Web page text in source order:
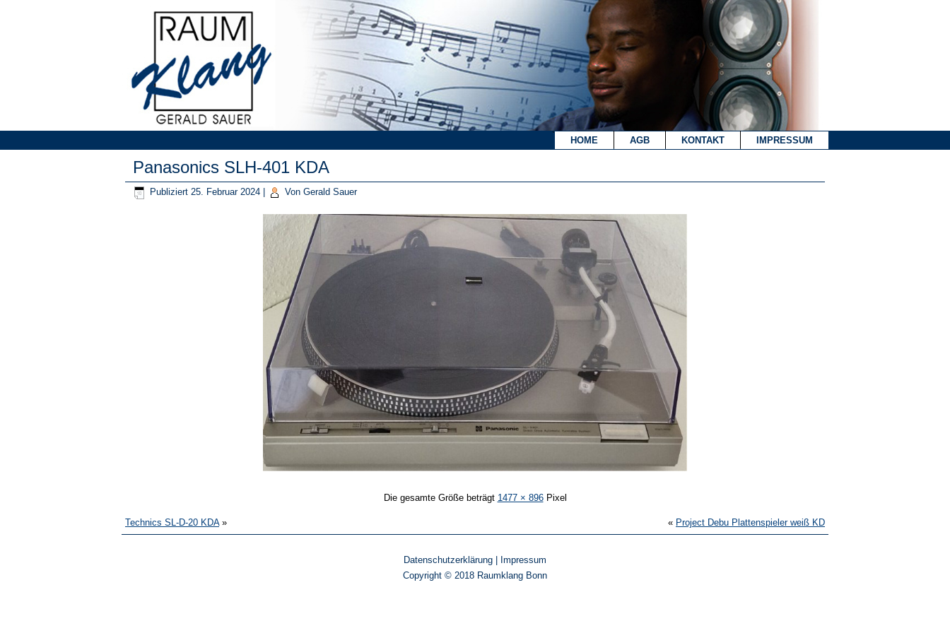
HOME AGB KONTAKT IMPRESSUM
`
Panasonics SLH-401 KDA
Publiziert 25. Februar 2024 Von Gerald Sauer
Die gesamte Größe beträgt 1477 × 896Pixel
Technics SL-D-20 KDA» « Project Debu Plattenspieler weiß KD
Datenschutzerklärung
Impressum
Copyright © 2018 Raumklang Bonn